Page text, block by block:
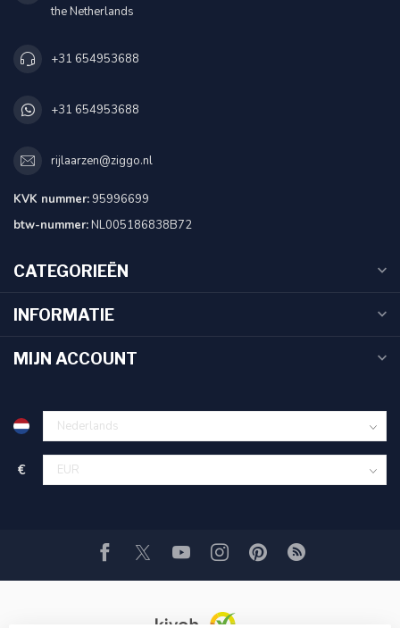
the Netherlands
+31 654953688
+31 654953688
rijlaarzen@ziggo.nl
KVK nummer:95996699
btw-nummer:NL005186838B72
CATEGORIEËN
INFORMATIE
MIJN ACCOUNT
€